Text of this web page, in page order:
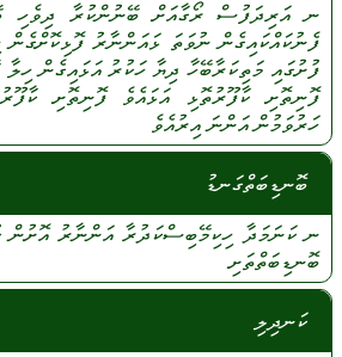
ނއަރިދަފުސްރޯގާއަށްބޭނުންކުރާ ދިވެހި
ފެނުކައްކައިގެންނުވަތަޅައަންނާރުފޮޅިކޮށްގެން
ފުށުގައިމަތިކަރާބޭހާ ދިޔާހަކުރުއަޅައިގެންހިލާ
ފޮނިތޮށިކާފޫރުތޮޅިއަޅައެވެފޮނިތޮށި
ހަރުވަމުންއަންނައިރުއެވެ
ބޮނޑިބަތްގަނޑު
ނކަނަމަދާ ހިކިމޭބިސްކަދުރާއަންނާރުއޮށުން
ބޮނޑިބަތްތަށި
ކަނދިލި